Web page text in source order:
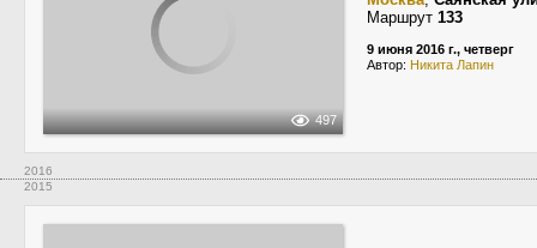
497
Маршрут 133
9 июня 2016 г., четверг
Автор: Никита Лапин
2016
2015